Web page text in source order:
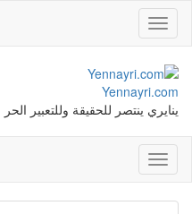
Toggle
navigation
Yennayri.com
ينايري ينتصر للحقيقة وللتعبير الحر
Toggle
navigation